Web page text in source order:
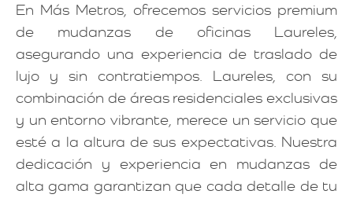
En Más Metros, ofrecemos servicios premium
de mudanzas de oficinas Laureles,
asegurando una experiencia de traslado de
lujo y sin contratiempos. Laureles, con su
combinación de áreas residenciales exclusivas
y un entorno vibrante, merece un servicio que
esté a la altura de sus expectativas. Nuestra
dedicación y experiencia en mudanzas de
alta gama garantizan que cada detalle de tu